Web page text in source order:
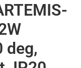
deg,